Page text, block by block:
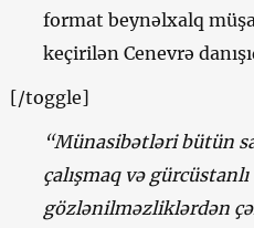
format beynəlxalq
keçirilən Cenevrə
[/toggle]
“Münasibətləri bütün
çalışmaq və
gözlənilməzliklərdən